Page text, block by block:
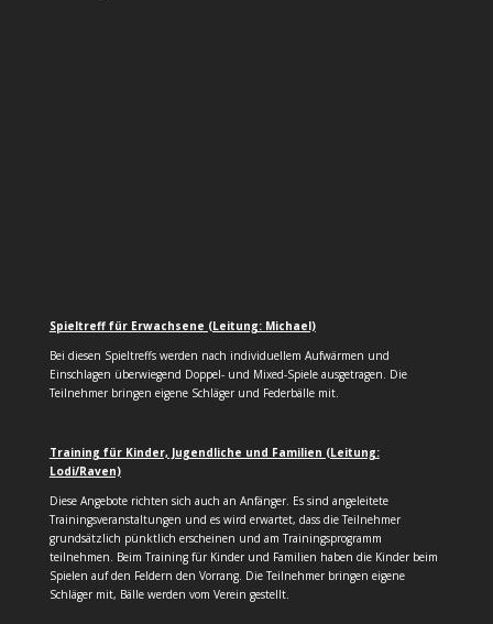
Spieltreff für Erwachsene (Leitung: Michael)
Bei diesen Spieltreffs werden nach individuellem Aufwärmen und
Einschlagen überwiegend Doppel- und Mixed-Spiele ausgetragen. Die
Teilnehmer bringen eigene Schläger und Federbälle mit.
Training für Kinder, Jugendliche und Familien (Leitung:
Lodi/Raven)
Diese Angebote richten sich auch an Anfänger. Es sind angeleitete
Trainingsveranstaltungen und es wird erwartet, dass die Teilnehmer
grundsätzlich pünktlich erscheinen und am Trainingsprogramm
teilnehmen. Beim Training für Kinder und Familien haben die Kinder beim
Spielen auf den Feldern den Vorrang. Die Teilnehmer bringen eigene
Schläger mit, Bälle werden vom Verein gestellt.